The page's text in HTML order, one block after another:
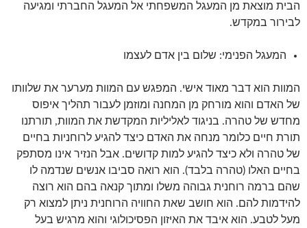
הבית מוצאת מן המעגל המשפחתי אל המעגל החברתי ומגיעה
לבירור במקדש.
המעגל הפנימי: שלום בין אדם לעצמו
המוות הוא דבר מאוד אישי. המפגש עם המוות מערער את שלוותו
של האדם והוא מורחק מן המחנה ומוזמן לעבור תהליך איפוס
מחדש של טהרה. בניגוד לאליליות המקדשת את המוות, תורתנו
תורת חיים כלומר מנחה את האדם כיצד להגיע לרוחניות בחיים
של טהרה ולא כיצד להגיע למות קדושים. אבל הנזיר אינו מסתפק
בחיים האלו (טהרה בלבד). הוא רואה סביבו אנשים שנדמה לו
שהם ברמה רוחנית גבוהה משלו ומתוך קנאה בהם הוא רוצה
להידמות להם. הוא חושב שאת החוויה הרוחנית ניתן למצוא רק
מעל לטבע. הוא איבד את האיזון הפסיכולוגי והוא מרגיש בעל